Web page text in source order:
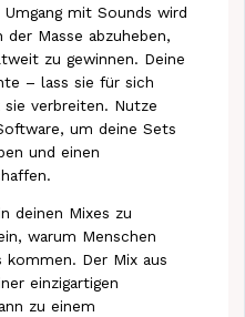
mit Sounds wird
Masse abzuheben,
zu gewinnen. Deine
– lass sie für sich
verbreiten. Nutze
um deine Sets
und einen
deinen Mixes zu
warum Menschen
kommen. Der Mix aus
einzigartigen
zu einem